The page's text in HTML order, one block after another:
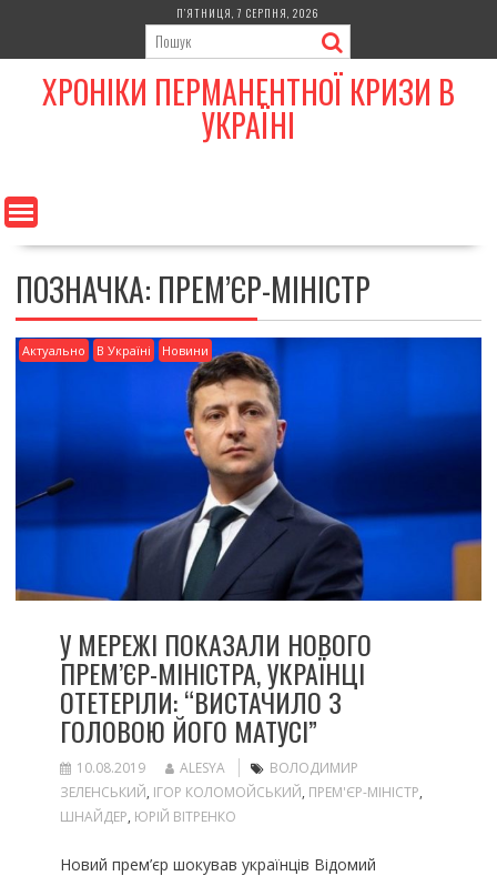
content
П’ЯТНИЦЯ, 7 СЕРПНЯ, 2026
ХРОНІКИ ПЕРМАНЕНТНОЇ КРИЗИ В
УКРАЇНІ
ПОЗНАЧКА: ПРЕМ’ЄР-МІНІСТР
Актуально В Україні Новини
У МЕРЕЖІ ПОКАЗАЛИ НОВОГО
ПРЕМ’ЄР-МІНІСТРА, УКРАЇНЦІ
ОТЕТЕРІЛИ: “ВИСТАЧИЛО З
ГОЛОВОЮ ЙОГО МАТУСІ”
10.08.2019 ALESYA
ВОЛОДИМИР
ЗЕЛЕНСЬКИЙ, ІГОР КОЛОМОЙСЬКИЙ, ПРЕМ'ЄР-МІНІСТР,
ШНАЙДЕР, ЮРІЙ ВІТРЕНКО
Новий прем’єр шокував українців Відомий